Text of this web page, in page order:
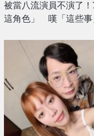
被當八流演員不演了
這角色」 嘆「這些事